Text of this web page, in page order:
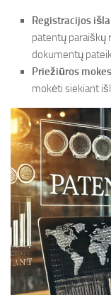
Registracijos
patentų paraiškų
dokumentų
Priežiūros
mokėti siekiant